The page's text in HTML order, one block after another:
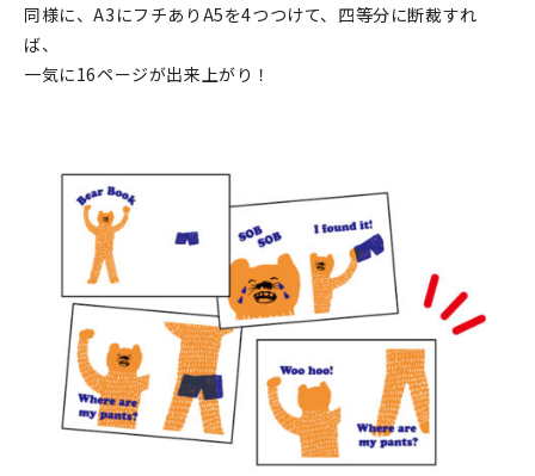
台湾グッズ
おすすめ特集
読みもの
イベント・ワークショップ
ギャラリー
同様に、A3にフチありA5を4つつけて、四等分に断裁すれ
ば、
一気に16ページが出来上がり！